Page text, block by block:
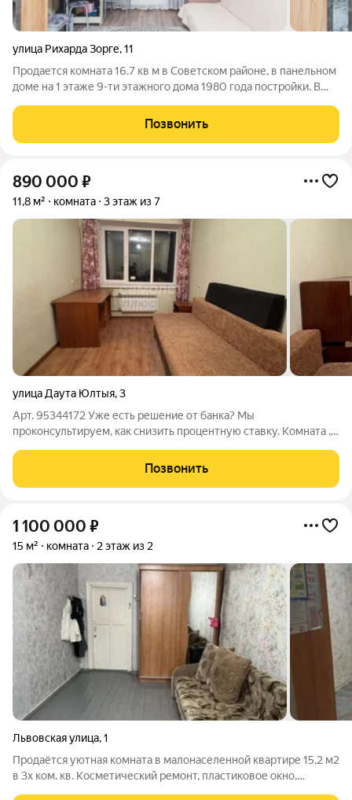
улица Рихарда Зорге,11
Продается комната 16.7 кв м в Советском районе, в панельном
доме на 1 этаже 9-ти этажного дома 1980 года постройки. В
свой санузел, душевая. Встроенная кухня. Мебель остается
новым владельцам.
Позвонить
890 000 ₽
11,8 м² комната 3 этаж из 7
улица Даута Юлтыя,3
Арт. 95344172 Уже есть решение от банка? Мы
проконсультируем, как снизить процентную ставку. Комната ,
Общая площадь 11.8 м2. В коридоре сделан хороший ремонт.
Отличный вариант для студента.
Позвонить
1 100 000 ₽
15 м² комната 2 этаж из 2
Львовская улица,1
Продаётся уютная комната в малонаселенной квартире 15,2 м2
в 3х ком. кв. Косметический ремонт, пластиковое окно,